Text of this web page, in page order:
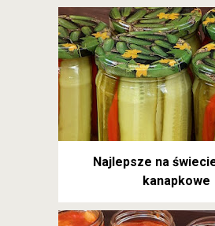
Najlepsze na
kanapkowe